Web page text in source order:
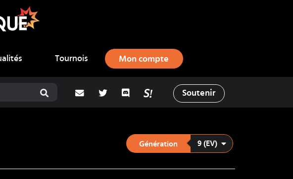
Tournois Mon compte
adresse email
Twitter DiscordLa Salty Room sur Pokémon
Soutenir
Génération 9 (EV)